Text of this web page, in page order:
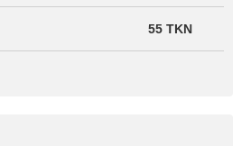
55 TKN